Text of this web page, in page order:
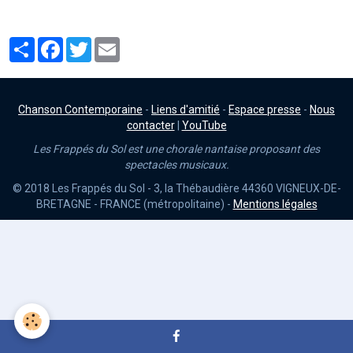
PartagerFacebook
Twitter
Chanson Contemporaine - Liens d'amitié - Espace presse - Nous
contacter| YouTube
Les Frappés du Sol est une chorale nantaise proposant des
spectacles musicaux.
© 2018 Les Frappés du Sol - 3, la Thébaudière 44360 VIGNEUX-DE-
BRETAGNE - FRANCE (métropolitaine) - Mentions légales